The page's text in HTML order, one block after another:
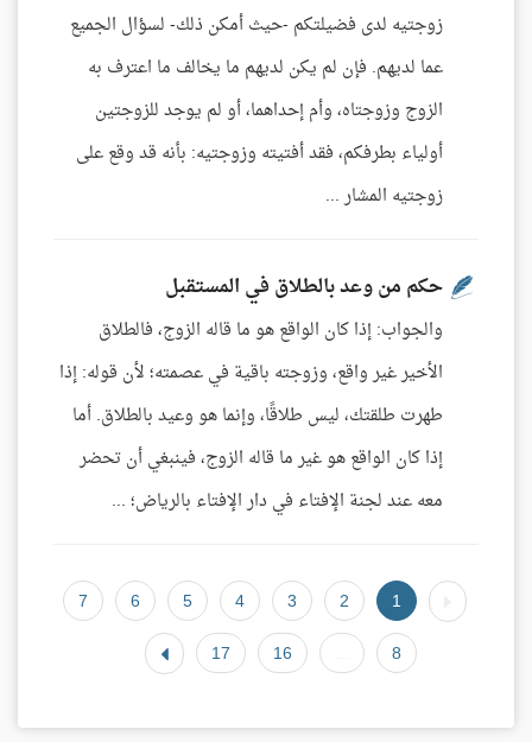
زوجتيه لدى فضيلتكم -حيث أمكن ذلك- لسؤال الجميع
عما لديهم. فإن لم يكن لديهم ما يخالف ما اعترف به
الزوج وزوجتاه، وأم إحداهما، أو لم يوجد للزوجتين
أولياء بطرفكم، فقد أفتيته وزوجتيه: بأنه قد وقع على
زوجتيه المشار ...
حكم من وعد بالطلاق في المستقبل
والجواب: إذا كان الواقع هو ما قاله الزوج، فالطلاق
الأخير غير واقع، وزوجته باقية في عصمته؛ لأن قوله: إذا
طهرت طلقتك، ليس طلاقًا، وإنما هو وعيد بالطلاق. أما
إذا كان الواقع هو غير ما قاله الزوج، فينبغي أن تحضر
معه عند لجنة الإفتاء في دار الإفتاء بالرياض؛ ...
1
2
3
4
5
6
7
8
16
17